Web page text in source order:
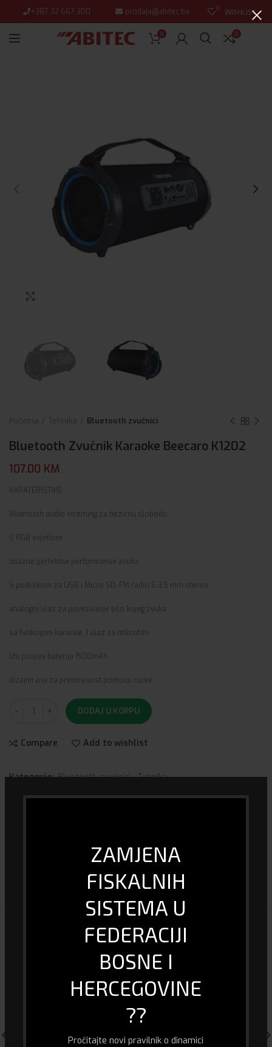
ZAMJENA
FISKALNIH
SISTEMA U
FEDERACIJI
BOSNE I
HERCEGOVINE
??
Pročitajte novi pravilnik o dinamici
+387 32 667 300 prodaja@abitec.ba 0 WISHLIST
0 0
Bluetooth zvučnici
Bluetooth Zvučnik Karaoke Beecaro K1202
107.00 KM
KARATERISTIKE:
Bluetooth audio streming za bezicnu slobodu
S RGB svjetlom
Izlazne perfektne performanse zvuka
S podrskom za USB i Micro SD, FM radio 6,3,5 mm stereo
analogni ulaz za povezivanje bilo kojeg zvuka
sa funkcijom karaoke ,1 ulaz za mikrofon
litij punjiva baterija 1500mAh
dizajnirana za prenosivost pomocu rucke.
DODAJ U KORPU
Compare Add to wishlist
Kategorije:Bluetooth zvučnici, Tehnika
Share